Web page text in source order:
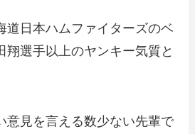
道日本ハムファイターズのベ
翔選手以上のヤンキー気質と
意見を言える数少ない先輩で